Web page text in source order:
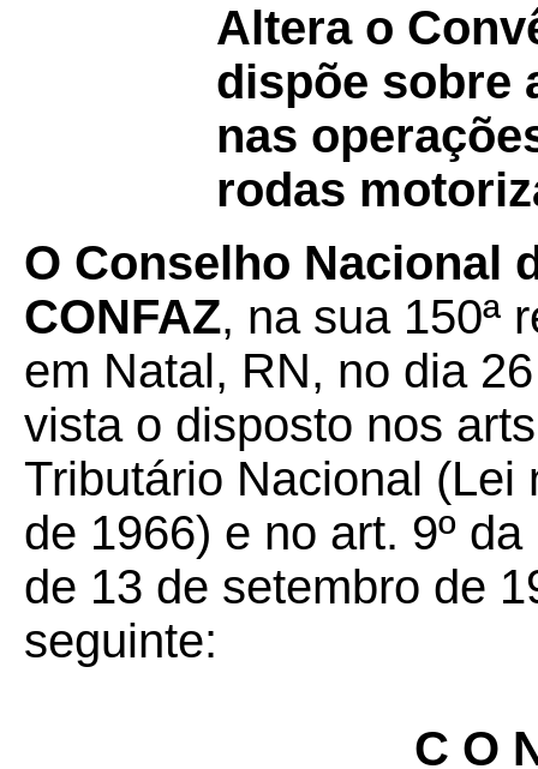
Altera o
dispõe sobre
nas
rodas
O Conselho Nacional
CONFAZ, na sua 150ª
em Natal, RN, no dia
vista o disposto nos
Tributário Nacional (Lei
de 1966) e no art. 9º
de 13 de setembro de
seguinte:
C O